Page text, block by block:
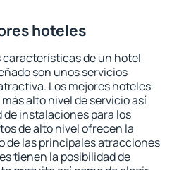
hoteles
de un hotel
son unos servicios
Los mejores hoteles
alto nivel de servicio así
instalaciones para los
de alto nivel ofrecen la
de las principales atracciones
tienen la posibilidad de